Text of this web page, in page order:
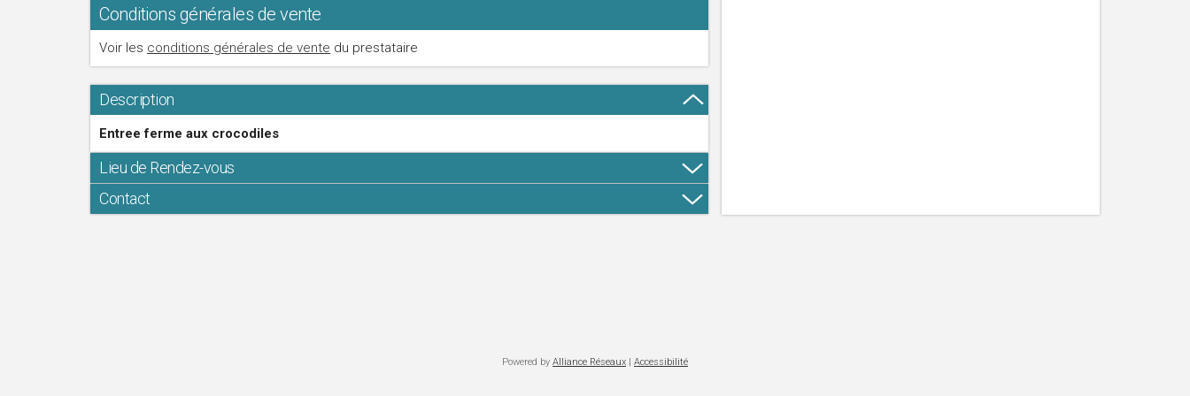
Conditions générales de vente
Voir les conditions générales de vente du prestataire
Description
Entree ferme aux crocodiles
Lieu de Rendez-vous
Contact
Powered by Alliance Réseaux | Accessibilité